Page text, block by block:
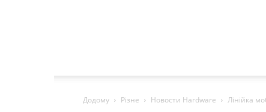
Додому Різне Новости Hardware Лінійка